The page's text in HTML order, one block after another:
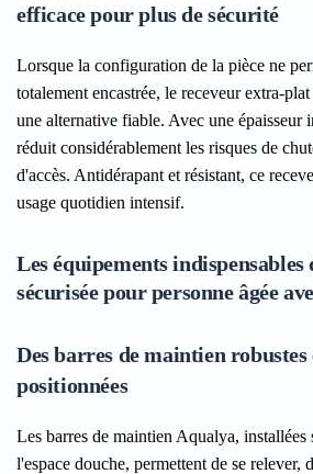
efficace pour plus de sécurité
Lorsque la configuration de la pièce ne
totalement encastrée, le receveur extra-
une alternative fiable. Avec une épaisseur
réduit considérablement les risques de
d'accès. Antidérapant et résistant, ce
usage quotidien intensif.
Les équipements indispensables
sécurisée pour personne âgée
Des barres de maintien robustes
positionnées
Les barres de maintien Aqualya, installées
l'espace douche, permettent de se relever,